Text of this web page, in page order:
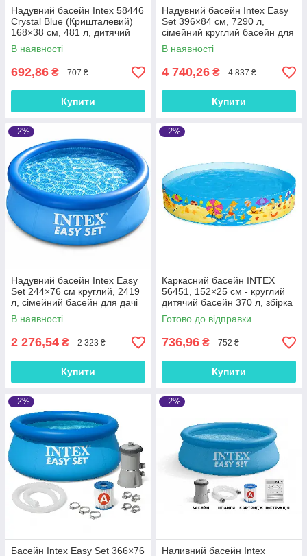
Надувний басейн Intex 58446
Crystal Blue (Кришталевий)
168×38 см, 481 л, дитячий
круглий, 3 кільця, від 3 років
В наявності
692,86 ₴ 707 ₴
Купити
Надувний басейн Intex Easy
Set 396×84 см, 7290 л,
сімейний круглий басейн для
дачі та двору
В наявності
4 740,26 ₴ 4 837 ₴
Купити
–2%
Надувний басейн Intex Easy
Set 244×76 см круглий, 2419
л, сімейний басейн для дачі
та двору
В наявності
2 276,54 ₴ 2 323 ₴
Купити
–2%
Каркасний басейн INTEX
56451, 152×25 см - круглий
дитячий басейн 370 л, збірка
за 10 хв
Готово до відправки
736,96 ₴ 752 ₴
Купити
–2%
Басейн Intex Easy Set 366×76
–2%
Наливний басейн Intex